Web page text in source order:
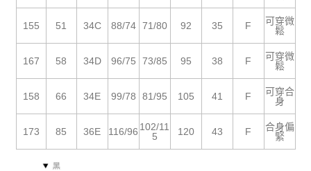
155 51 34C 88/74 71/80 92 35 F
可穿微
鬆
167 58 34D 96/75 73/85 95 38 F
可穿微
鬆
158 66 34E 99/78 81/95 105 41 F
可穿合
身
173 85 36E 116/96 102/11
5
120 43 F
合身偏
緊